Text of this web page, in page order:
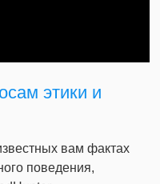
этики и
вам фактах
поведения,